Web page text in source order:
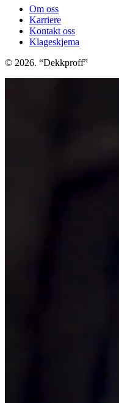
Om oss
Karriere
Kontakt oss
Klageskjema
© 2026. “Dekkproff”